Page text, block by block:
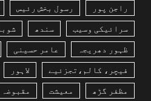
راجن پور رسول بخش رئیس
سرائیکی وسیب سندھ
ظہور دھریجہ عامر حسینی
فیچر، کالم،تجزئیے لاہور
مظفر گڑھ معیشت مقبوضہ